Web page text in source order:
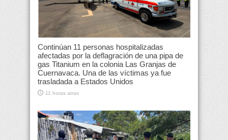
Continúan 11 personas hospitalizadas
afectadas por la deflagración de una pipa de
gas Titanium en la colonia Las Granjas de
Cuernavaca. Una de las víctimas ya fue
trasladada a Estados Unidos
11 horas atras